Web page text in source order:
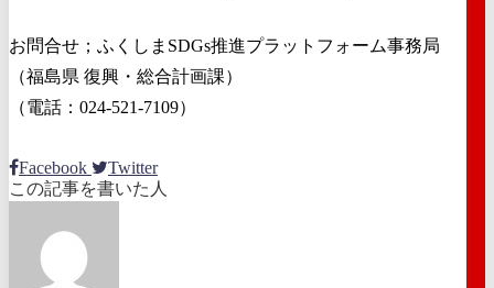
お問合せ；ふくしまSDGs推進プラットフォーム事務局
（福島県 復興・総合計画課）
（電話：024-521-7109）
Facebook
Twitter
この記事を書いた人